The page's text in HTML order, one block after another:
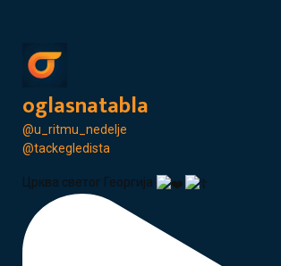
oglasnatabla
@u_ritmu_nedelje
@tackegledista
Црква светог Георгија